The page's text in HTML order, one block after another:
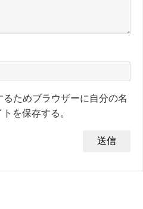
ためブラウザーに自分の名
を保存する。